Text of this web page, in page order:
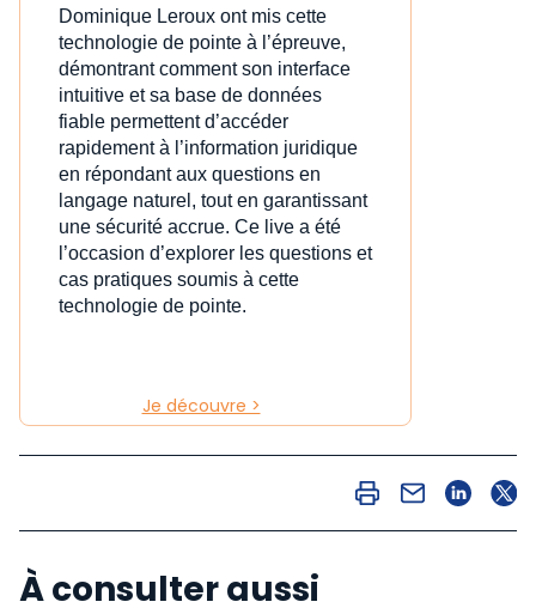
Dominique Leroux ont mis cette
technologie de pointe à l’épreuve,
démontrant comment son interface
intuitive et sa base de données
fiable permettent d’accéder
rapidement à l’information juridique
en répondant aux questions en
langage naturel, tout en garantissant
une sécurité accrue. Ce live a été
l’occasion d’explorer les questions et
cas pratiques soumis à cette
technologie de pointe.
Je découvre >
À consulter aussi